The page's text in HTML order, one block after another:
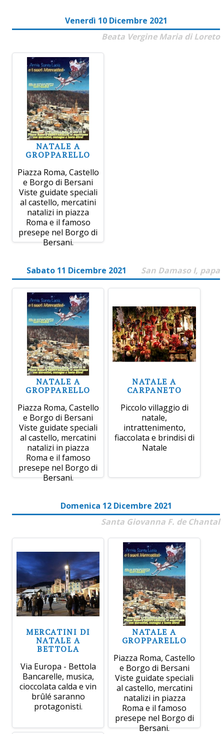
Venerdì 10 Dicembre 2021
Beata Vergine Maria di Loreto
NATALE A
GROPPARELLO
Piazza Roma, Castello
e Borgo di Bersani
Viste guidate speciali
al castello, mercatini
natalizi in piazza
Roma e il famoso
presepe nel Borgo di
Bersani.
Sabato 11 Dicembre 2021 San Damaso I, papa
NATALE A
GROPPARELLO
Piazza Roma, Castello
e Borgo di Bersani
Viste guidate speciali
al castello, mercatini
natalizi in piazza
Roma e il famoso
presepe nel Borgo di
Bersani.
NATALE A
CARPANETO
Piccolo villaggio di
natale,
intrattenimento,
fiaccolata e brindisi di
Natale
Domenica 12 Dicembre 2021
Santa Giovanna F. de Chantal
MERCATINI DI
NATALE A
BETTOLA
Via Europa - Bettola
Bancarelle, musica,
cioccolata calda e vin
brûlé saranno
protagonisti.
NATALE A
GROPPARELLO
Piazza Roma, Castello
e Borgo di Bersani
Viste guidate speciali
al castello, mercatini
natalizi in piazza
Roma e il famoso
presepe nel Borgo di
Bersani.